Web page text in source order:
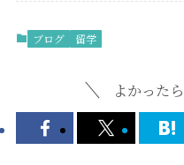
ブログ 留学
よかった